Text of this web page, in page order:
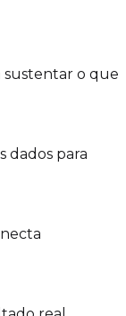
sustentar o que
dados para